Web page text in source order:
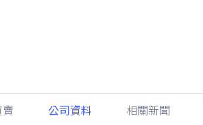
賣 公司資料 相關新聞